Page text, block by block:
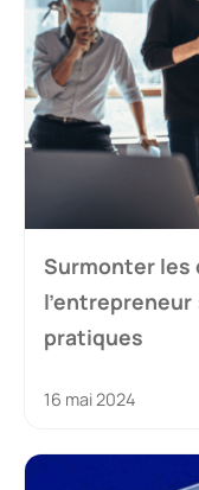
Surmonter les
pratiques
16 mai 2024